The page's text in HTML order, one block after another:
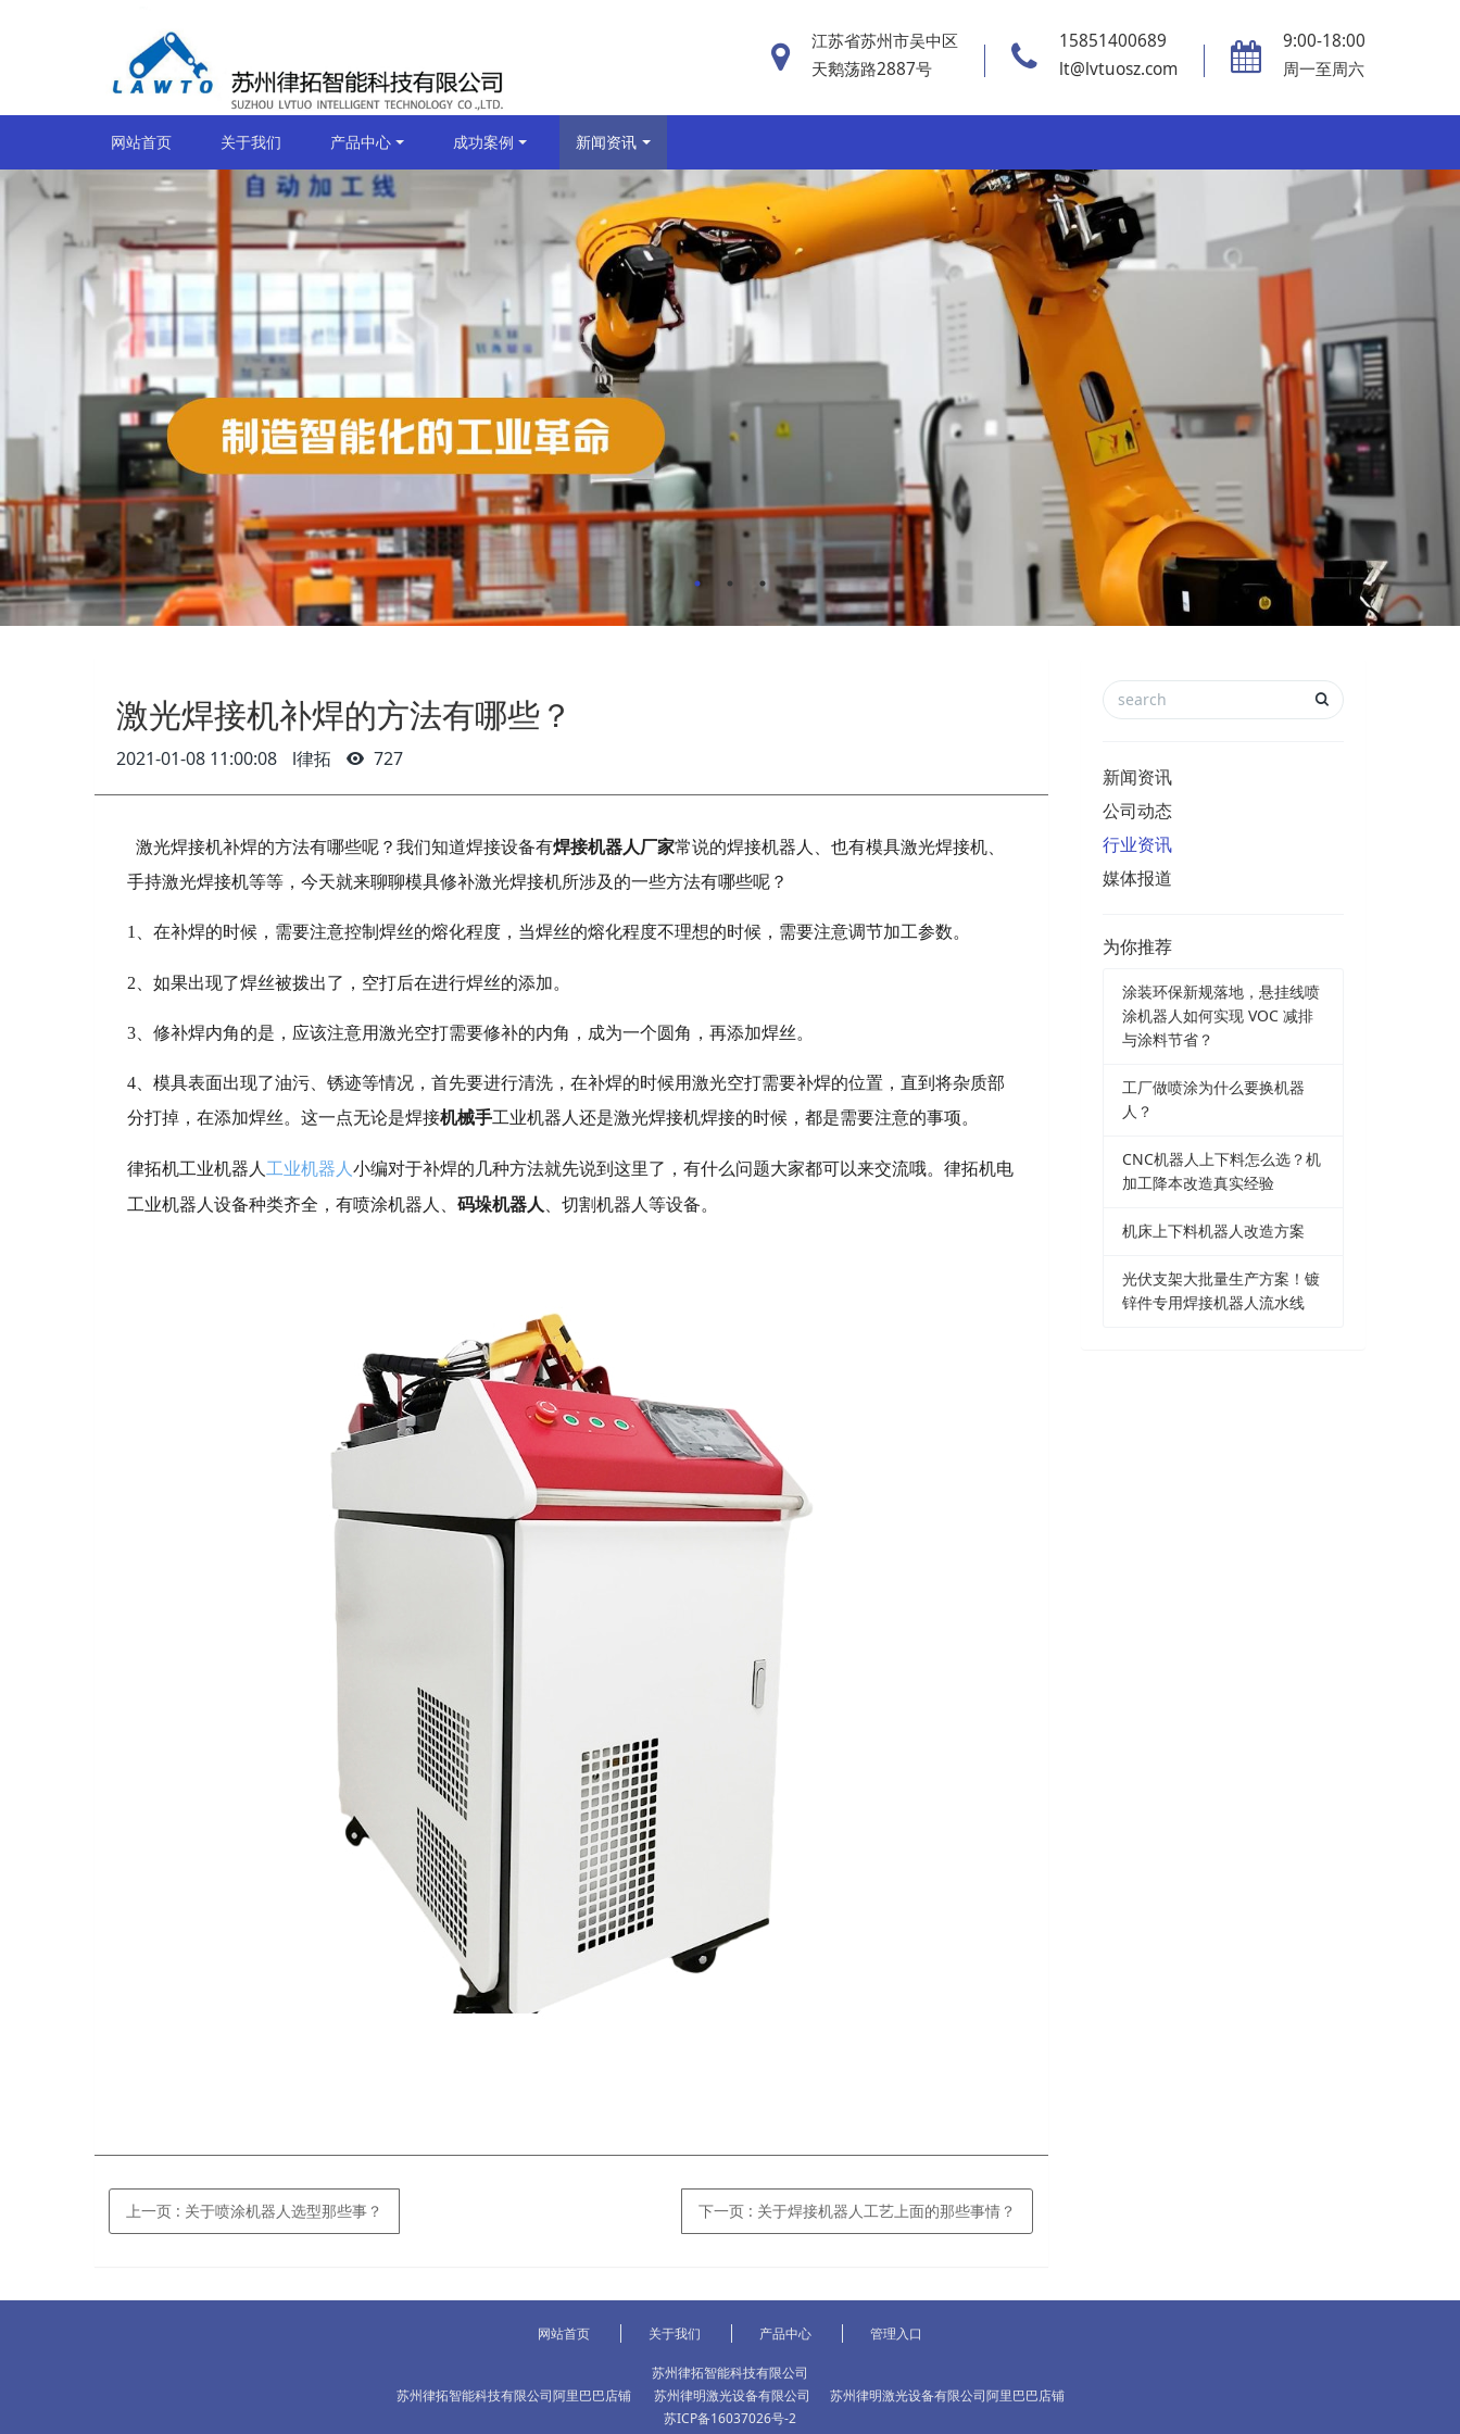
江苏省苏州市吴中区
天鹅荡路2887号
15851400689
lt@lvtuosz.com
9:00-18:00
周一至周六
网站首页 关于我们 产品中心 成功案例 新闻资讯
激光焊接机补焊的方法有哪些？
2021-01-08 11:00:08 l律拓 727
激光焊接机补焊的方法有哪些呢？我们知道焊接设备有焊接机器人厂家常说的焊接机器人、也有模具激光焊接机、
手持激光焊接机等等，今天就来聊聊模具修补激光焊接机所涉及的一些方法有哪些呢？
1、在补焊的时候，需要注意控制焊丝的熔化程度，当焊丝的熔化程度不理想的时候，需要注意调节加工参数。
2、如果出现了焊丝被拨出了，空打后在进行焊丝的添加。
3、修补焊内角的是，应该注意用激光空打需要修补的内角，成为一个圆角，再添加焊丝。
4、模具表面出现了油污、锈迹等情况，首先要进行清洗，在补焊的时候用激光空打需要补焊的位置，直到将杂质部
分打掉，在添加焊丝。这一点无论是焊接机械手工业机器人还是激光焊接机焊接的时候，都是需要注意的事项。
律拓机工业机器人 工业机器人 小编对于补焊的几种方法就先说到这里了，有什么问题大家都可以来交流哦。律拓机电
工业机器人设备种类齐全，有喷涂机器人、 码垛机器人 、切割机器人等设备。
上一页 : 关于喷涂机器人选型那些事？ 下一页 : 关于焊接机器人工艺上面的那些事情？
新闻资讯
公司动态
行业资讯
媒体报道
为你推荐
涂装环保新规落地，悬挂线喷
涂机器人如何实现 VOC 减排
与涂料节省？
工厂做喷涂为什么要换机器
人？
CNC机器人上下料怎么选？机
加工降本改造真实经验
机床上下料机器人改造方案
光伏支架大批量生产方案！镀
锌件专用焊接机器人流水线
网站首页 关于我们 产品中心 管理入口
苏州律拓智能科技有限公司
苏州律拓智能科技有限公司阿里巴巴店铺
苏州律明激光设备有限公司
苏州律明激光设备有限公司阿里巴巴店铺
苏ICP备16037026号-2